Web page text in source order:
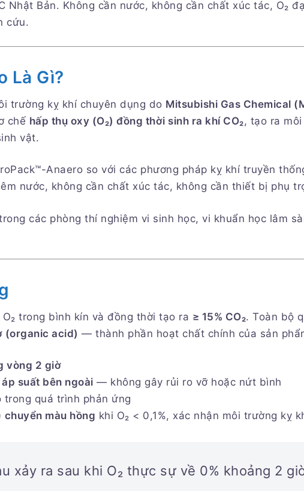
Nhật Bản. Không cần nước, không cần chất xúc tác, O₂
cứu.
Là Gì?
trường kỵ khí chuyên dụng do Mitsubishi Gas Chemical
chế hấp thụ oxy (O₂) đồng thời sinh ra khí CO₂, tạo ra
vật.
Anaero so với các phương pháp kỵ khí truyền
nước, không cần chất xúc tác, không cần thiết bị phụ
các phòng thí nghiệm vi sinh học, vi khuẩn học lâm
trong bình kín và đồng thời tạo ra ≥ 15% CO₂. Toàn bộ
(organic acid) — thành phần hoạt chất chính của sản
vòng 2 giờ
suất bên ngoài — không gây rủi ro vỡ hoặc nứt bình
quá trình phản ứng
chuyển màu hồng khi O₂ < 0,1%, xác nhận môi trường kỵ
xảy ra sau khi O₂ thực sự về 0% khoảng 2